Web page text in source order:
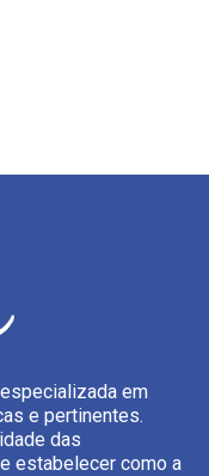
em
e pertinentes.
das
estabelecer como a